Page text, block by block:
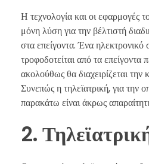
Η τεχνολογία και οι εφαρμογές
μόνη λύση για την βέλτιστή
στα επείγοντα. Ένα
τροφοδοτείται από τα επείγοντα
ακολούθως θα διαχειρίζεται
Συνεπώς η τηλεϊατρική, για την
παρακάτω είναι άκρως
2.